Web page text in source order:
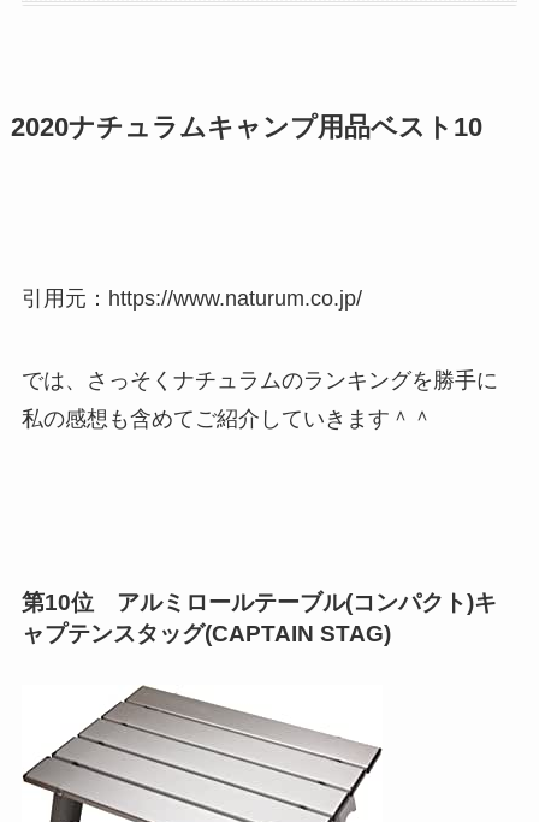
2020ナチュラムキャンプ用品ベスト10
引用元：https://www.naturum.co.jp/
では、さっそくナチュラムのランキングを勝手に
私の感想も含めてご紹介していきます＾＾
第10位 アルミロールテーブル(コンパクト)キ
ャプテンスタッグ(CAPTAIN STAG)